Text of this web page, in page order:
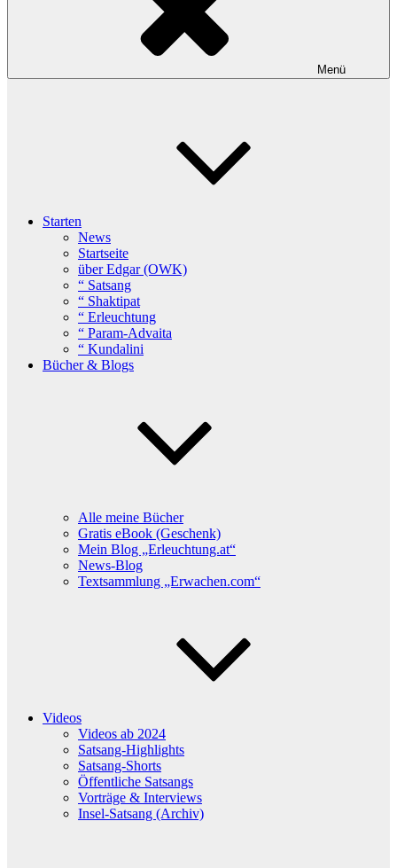
Menü
Starten
News
Startseite
über Edgar (OWK)
“ Satsang
“ Shaktipat
“ Erleuchtung
“ Param-Advaita
“ Kundalini
Bücher & Blogs
Alle meine Bücher
Gratis eBook (Geschenk)
Mein Blog „Erleuchtung.at“
News-Blog
Textsammlung „Erwachen.com“
Videos
Videos ab 2024
Satsang-Highlights
Satsang-Shorts
Öffentliche Satsangs
Vorträge & Interviews
Insel-Satsang (Archiv)